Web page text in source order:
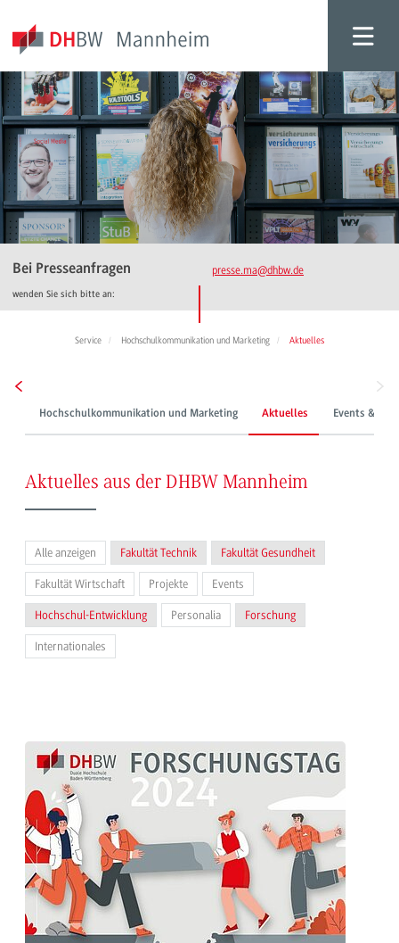
Bei Presseanfragen
wenden Sie sich bitte an:
presse.ma@dhbw.de
Service Hochschulkommunikation und Marketing Aktuelles
Hochschulkommunikation und Marketing Aktuelles Events &
Aktuelles aus der DHBW Mannheim
Alle anzeigen Fakultät Technik Fakultät Gesundheit
Fakultät Wirtschaft Projekte Events
Hochschul-Entwicklung Personalia Forschung
Internationales